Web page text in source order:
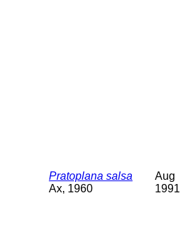
Pratoplana salsa
Ax, 1960
Aug
1991